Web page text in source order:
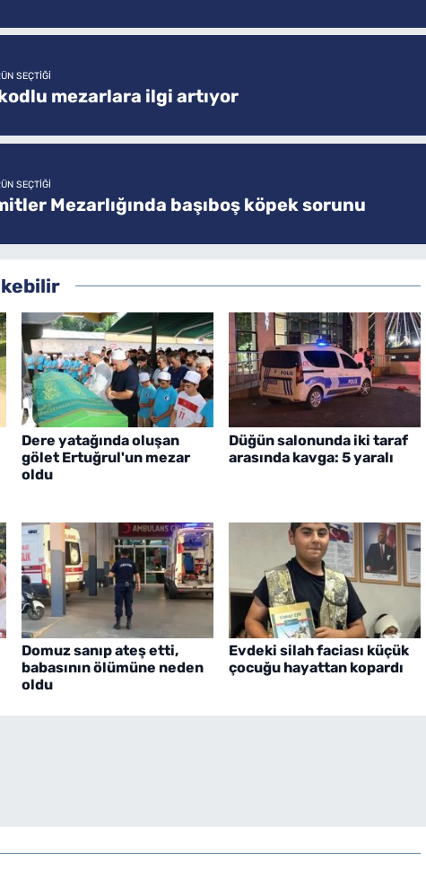
SEÇTIĞI
mezarlara ilgi artıyor
SEÇTIĞI
Mezarlığında başıboş köpek sorunu
Dere yatağında oluşan
gölet Ertuğrul'un mezar
oldu
Düğün salonunda iki taraf
arasında kavga: 5 yaralı
Domuz sanıp ateş etti,
babasının ölümüne neden
oldu
Evdeki silah faciası küçük
çocuğu hayattan kopardı